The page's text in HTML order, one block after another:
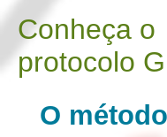
Conheça o
protocolo
O